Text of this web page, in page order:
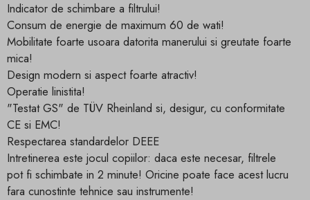
Indicator de schimbare a filtrului!
Consum de energie de maximum 60 de wati!
Mobilitate foarte usoara datorita manerului si greutate foarte
mica!
Design modern si aspect foarte atractiv!
Operatie linistita!
"Testat GS" de TÜV Rheinland si, desigur, cu conformitate
CE si EMC!
Respectarea standardelor DEEE
Intretinerea este jocul copiilor: daca este necesar, filtrele
pot fi schimbate in 2 minute! Oricine poate face acest lucru
fara cunostinte tehnice sau instrumente!